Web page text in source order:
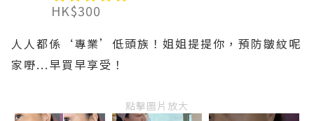
HK$300
人人都係‘專業’低頭族！姐姐提提你，預防皺紋呢
家嘢...早買早享受！
點擊圖片放大